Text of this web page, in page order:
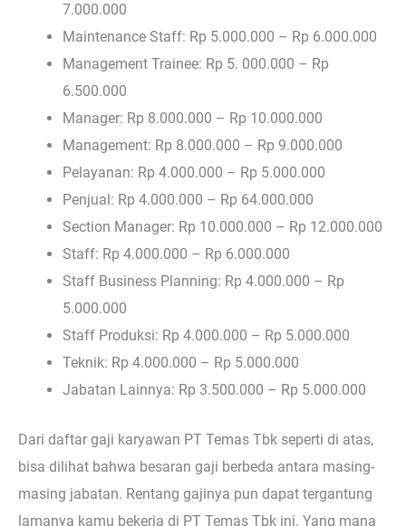
7.000.000
Maintenance Staff: Rp 5.000.000 – Rp 6.000.000
Management Trainee: Rp 5. 000.000 – Rp
6.500.000
Manager: Rp 8.000.000 – Rp 10.000.000
Management: Rp 8.000.000 – Rp 9.000.000
Pelayanan: Rp 4.000.000 – Rp 5.000.000
Penjual: Rp 4.000.000 – Rp 64.000.000
Section Manager: Rp 10.000.000 – Rp 12.000.000
Staff: Rp 4.000.000 – Rp 6.000.000
Staff Business Planning: Rp 4.000.000 – Rp
5.000.000
Staff Produksi: Rp 4.000.000 – Rp 5.000.000
Teknik: Rp 4.000.000 – Rp 5.000.000
Jabatan Lainnya: Rp 3.500.000 – Rp 5.000.000
Dari daftar gaji karyawan PT Temas Tbk seperti di atas,
bisa dilihat bahwa besaran gaji berbeda antara masing-
masing jabatan. Rentang gajinya pun dapat tergantung
lamanya kamu bekerja di PT Temas Tbk ini. Yang mana